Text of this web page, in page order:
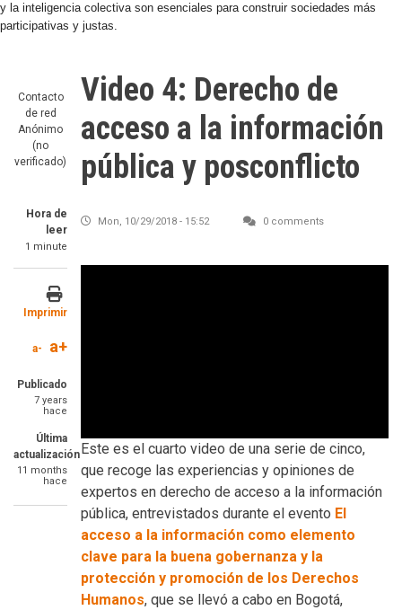
y la inteligencia colectiva son esenciales para construir sociedades más
participativas y justas.
Contacto
de red
Anónimo
(no
verificado)
Hora de
leer
1 minute
Imprimir
a- a+
Publicado
7 years
hace
Última
actualización
11 months
hace
Video 4: Derecho de
acceso a la información
pública y posconflicto
Mon, 10/29/2018 - 15:52 0 comments
Este es el cuarto video de una serie de cinco,
que recoge las experiencias y opiniones de
expertos en derecho de acceso a la información
pública, entrevistados durante el evento El
acceso a la información como elemento
clave para la buena gobernanza y la
protección y promoción de los Derechos
Humanos, que se llevó a cabo en Bogotá,